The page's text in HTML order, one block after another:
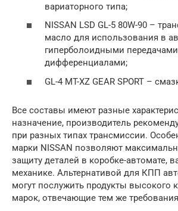
вариаторного типа;
NISSAN LSD GL-5 80W-90 –
масло для использования в
гиперболоидными
дифференциалами;
GL-4 MT-XZ GEAR SPORT –
Все составы имеют разные
назначение, производитель
при разных типах трансмиссии.
марки NISSAN позволяют
защиту деталей в коробке-автомате,
механике. Альтернативой для КПП
могут послужить продукты высокого
марок, отвечающие тем же